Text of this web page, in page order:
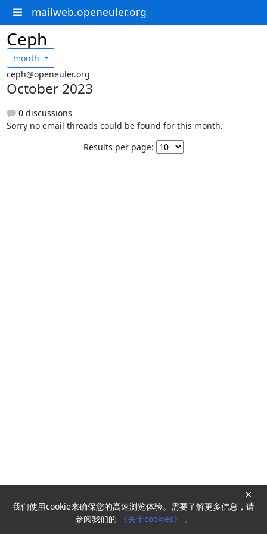
mailweb.openeuler.org
Ceph
month
ceph@openeuler.org
October 2023
0 discussions
Sorry no email threads could be found for this month.
Results per page:
Powered byHyperKitty
我们使用cookie来确保您的高速浏览体验。需要了解更多信息，请
参阅我们的
《关于cookies》 。
×